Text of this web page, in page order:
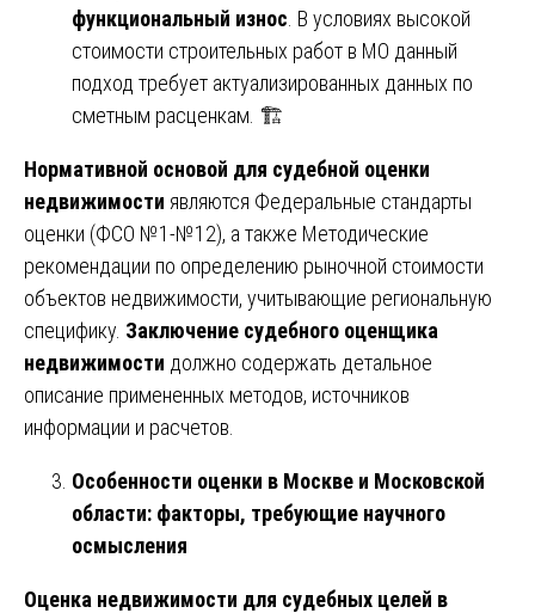
функциональный износ . В условиях высокой
стоимости строительных работ в МО данный
подход требует актуализированных данных по
сметным расценкам. 🏗️
Нормативной основой для судебной оценки
недвижимости являются Федеральные стандарты
оценки (ФСО №1-№12), а также Методические
рекомендации по определению рыночной стоимости
объектов недвижимости, учитывающие региональную
специфику. Заключение судебного оценщика
недвижимости должно содержать детальное
описание примененных методов, источников
информации и расчетов.
Особенности оценки в Москве и Московской
области: факторы, требующие научного
осмысления
Оценка недвижимости для судебных целей в